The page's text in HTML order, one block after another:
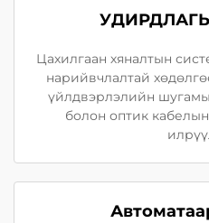
Цахилгаан хяналтын
нарийвчлалтай
үйлдвэрлэлийн
болон оптик